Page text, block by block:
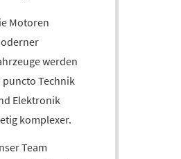
Motoren
werden
puncto Technik
Elektronik
komplexer.
Team